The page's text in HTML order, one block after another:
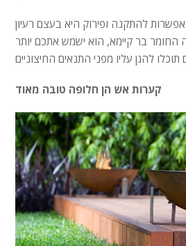
להתקנה ופירוק היא בעצם רעיון
בר קיימא, הוא ישמש אתכם יותר
קערות אש הן חלופה טובה מאוד